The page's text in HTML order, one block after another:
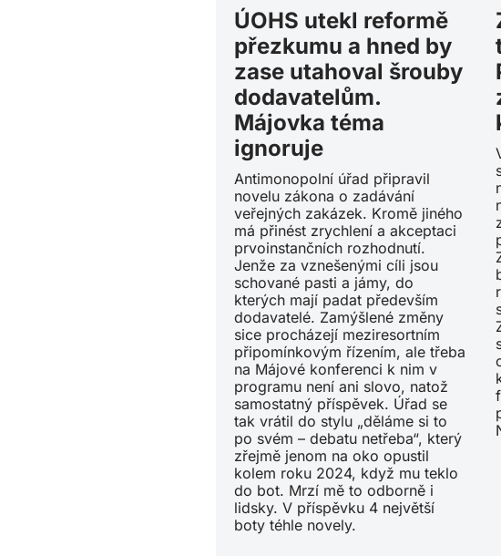
ÚOHS utekl reformě
přezkumu a hned by
zase utahoval šrouby
dodavatelům.
Májovka téma
ignoruje
Antimonopolní úřad připravil
novelu zákona o zadávání
veřejných zakázek. Kromě jiného
má přinést zrychlení a akceptaci
prvoinstančních rozhodnutí.
Jenže za vznešenými cíli jsou
schované pasti a jámy, do
kterých mají padat především
dodavatelé. Zamýšlené změny
sice procházejí meziresortním
připomínkovým řízením, ale třeba
na Májové konferenci k nim v
programu není ani slovo, natož
samostatný příspěvek. Úřad se
tak vrátil do stylu „děláme si to
po svém – debatu netřeba“, který
zřejmě jenom na oko opustil
kolem roku 2024, když mu teklo
do bot. Mrzí mě to odborně i
lidsky. V příspěvku 4 největší
boty téhle novely.